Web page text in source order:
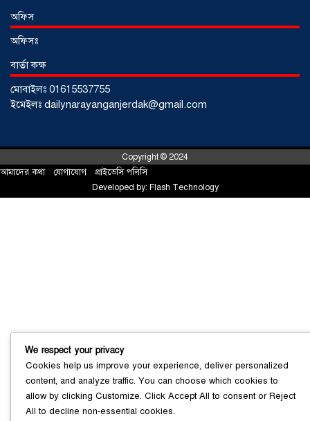
শর্টগান
০৩ আগস্ট ২০২৬
ঠিকাদারের গাফিলতি নাকি তদারকির অভাব
০২ আগস্ট ২০২৬
অফিস
অফিসঃ
বার্তা কক্ষ
মোবাইলঃ 01615537755
ইমেইলঃ dailynarayanganjerdak@gmail.com
Copyright © 2024
আমাদের কথা যোগাযোগ প্রাইভেসি পলিসি
Developed by: Flash Technology
We respect your privacy
Cookies help us improve your experience, deliver personalized
content, and analyze traffic. You can choose which cookies to
allow by clicking Customize. Click Accept All to consent orReject
All to decline non-essential cookies.